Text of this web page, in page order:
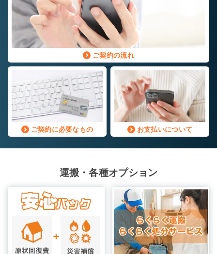
ご契約の流れ
ご契約に必要なもの お支払いについて
運搬・各種オプション